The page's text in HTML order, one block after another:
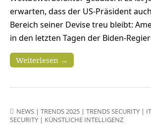
erwarten, dass der US-Präsident
Bereich seiner Devise treu bleibt:
in den letzten Tagen der Biden-
Weiterlesen →
NEWS | TRENDS 2025 | TRENDS SECURITY |
SECURITY | KÜNSTLICHE INTELLIGENZ